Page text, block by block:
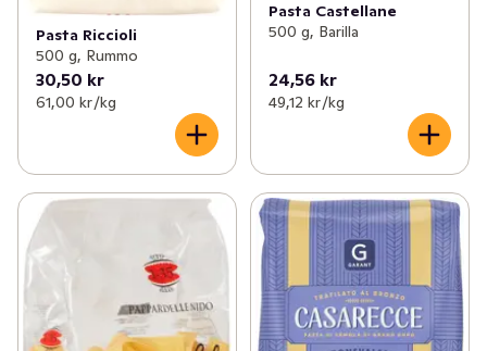
Pasta Riccioli
500 g, Rummo
30,50 kr
61,00 kr /kg
Pasta Castellane
500 g, Barilla
24,56 kr
49,12 kr /kg